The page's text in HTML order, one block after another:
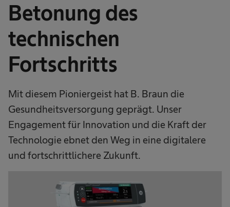
Betonung des
technischen
Fortschritts
Mit diesem Pioniergeist hat B. Braun die
Gesundheitsversorgung geprägt. Unser
Engagement für Innovation und die Kraft der
Technologie ebnet den Weg in eine digitalere
und fortschrittlichere Zukunft.